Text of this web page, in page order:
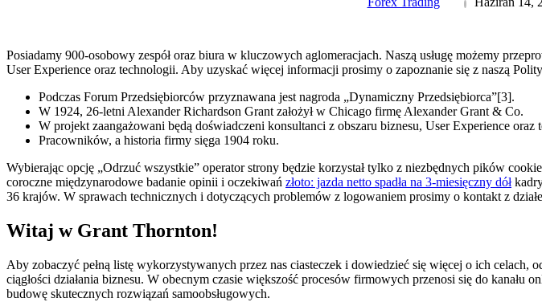
Posiadamy 900-osobowy zespół oraz biura w kluczowych aglomeracjach. Naszą usługę możemy
User Experience oraz technologii. Aby uzyskać więcej informacji prosimy o zapoznanie się z naszą
Podczas Forum Przedsiębiorców przyznawana jest nagroda „Dynamiczny Przedsiębiorca”[3].
W 1924, 26-letni Alexander Richardson Grant założył w Chicago firmę Alexander Grant & Co.
W projekt zaangażowani będą doświadczeni konsultanci z obszaru biznesu, User Experience oraz
Pracowników, a historia firmy sięga 1904 roku.
Wybierając opcję „Odrzuć wszystkie” operator strony będzie korzystał tylko z niezbędnych pików
coroczne międzynarodowe badanie opinii i oczekiwań złoto: jazda netto spadła na 3-miesięczny dół
36 krajów. W sprawach technicznych i dotyczących problemów z logowaniem prosimy o kontakt z
Witaj w Grant Thornton!
Aby zobaczyć pełną listę wykorzystywanych przez nas ciasteczek i dowiedzieć się więcej o ich
ciągłości działania biznesu. W obecnym czasie większość procesów firmowych przenosi się do
budowę skutecznych rozwiązań samoobsługowych.